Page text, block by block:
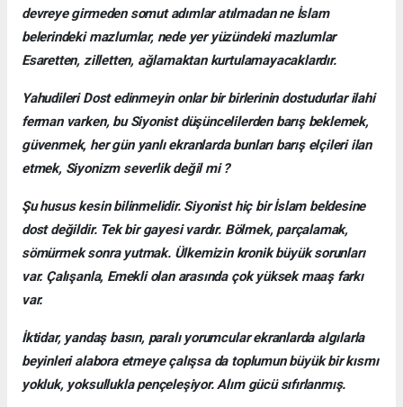
devreye girmeden somut adımlar atılmadan ne İslam
belerindeki mazlumlar, nede yer yüzündeki mazlumlar
Esaretten, zilletten, ağlamaktan kurtulamayacaklardır.
Yahudileri Dost edinmeyin onlar bir birlerinin dostudurlar ilahi
ferman varken, bu Siyonist düşüncelilerden barış beklemek,
güvenmek, her gün yanlı ekranlarda bunları barış elçileri ilan
etmek, Siyonizm severlik değil mi ?
Şu husus kesin bilinmelidir. Siyonist hiç bir İslam beldesine
dost değildir. Tek bir gayesi vardır. Bölmek, parçalamak,
sömürmek sonra yutmak. Ülkemizin kronik büyük sorunları
var. Çalışanla, Emekli olan arasında çok yüksek maaş farkı
var.
İktidar, yandaş basın, paralı yorumcular ekranlarda algılarla
beyinleri alabora etmeye çalışsa da toplumun büyük bir kısmı
yokluk, yoksullukla pençeleşiyor. Alım gücü sıfırlanmış.